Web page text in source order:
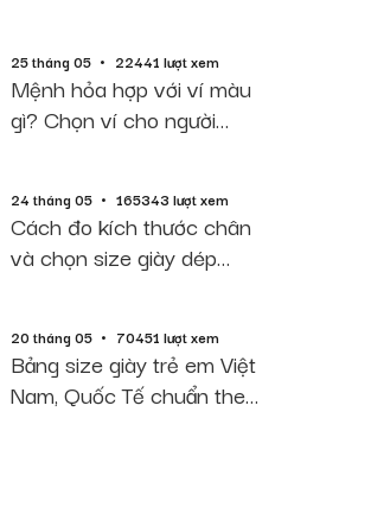
25 tháng 05 22441 lượt xem
Mệnh hỏa hợp với ví màu
gì? Chọn ví cho người
24 tháng 05 165343 lượt xem
Cách đo kích thước chân
và chọn size giày dép
20 tháng 05 70451 lượt xem
Bảng size giày trẻ em Việt
Nam, Quốc Tế chuẩn theo